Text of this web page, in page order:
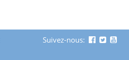
Suivez-nous: